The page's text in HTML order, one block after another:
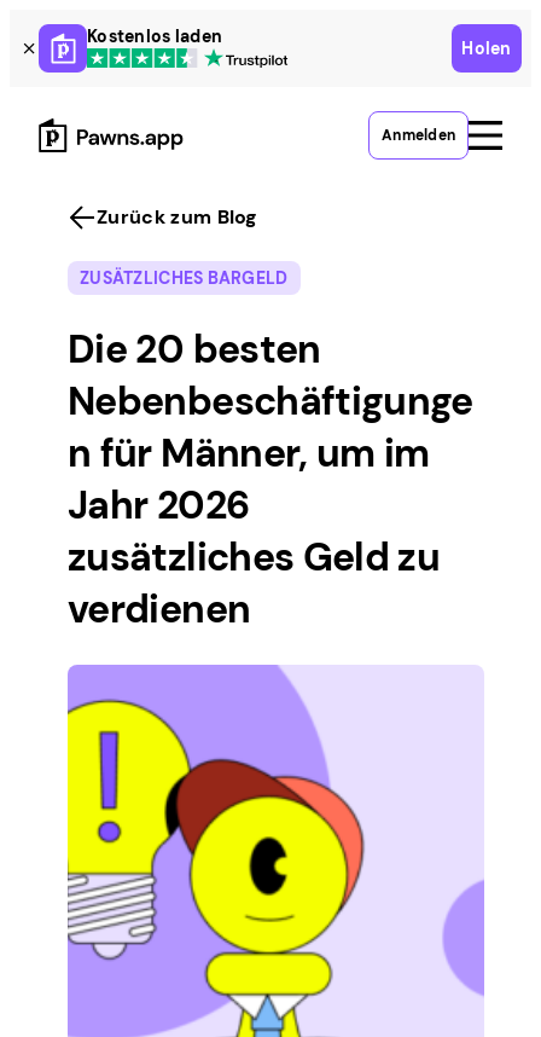
Skip
to
content
Kostenlos laden
Holen
Anmelden
Zurück zum Blog
ZUSÄTZLICHES BARGELD
Die 20 besten
Nebenbeschäftigunge
n für Männer, um im
Jahr 2026
zusätzliches Geld zu
verdienen